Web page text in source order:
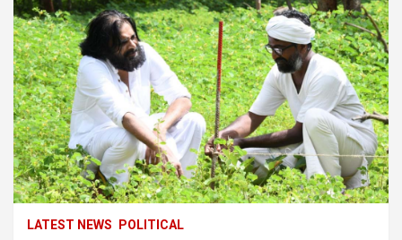
LATEST NEWS POLITICAL